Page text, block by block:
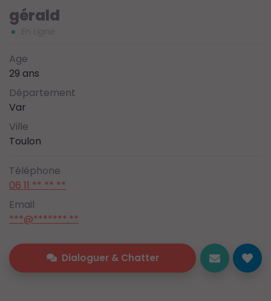
gérald
Age
29 ans
Département
Var
Ville
Toulon
Téléphone
06 11 ** ** **
Email
***@*******.**
Dialoguer & Chatter